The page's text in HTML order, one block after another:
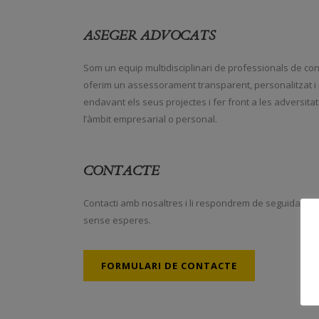
ASEGER ADVOCATS
Som un equip multidisciplinari de professionals de
oferim un assessorament transparent, personalitzat
endavant els seus projectes i fer front a les
l’àmbit empresarial o personal.
CONTACTE
Contacti amb nosaltres i li respondrem de seguida.
sense esperes.
FORMULARI DE CONTACTE